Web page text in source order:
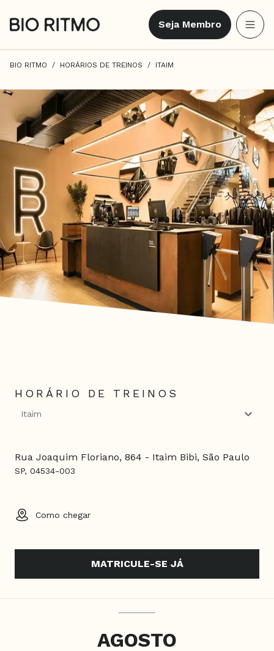
Seja Membro
BIO RITMO HORÁRIOS DE TREINOS ITAIM
HORÁRIO DE TREINOS
Itaim
Rua Joaquim Floriano, 864 - Itaim Bibi, São Paulo
SP, 04534-003
Como chegar
MATRICULE-SE JÁ
AGOSTO